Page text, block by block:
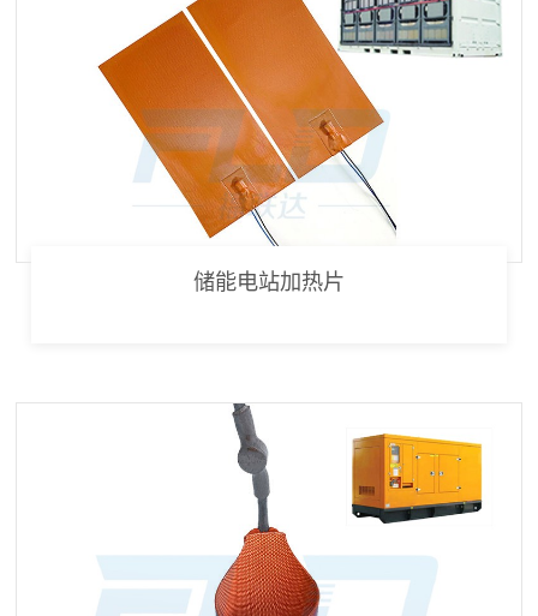
储能电站加热片